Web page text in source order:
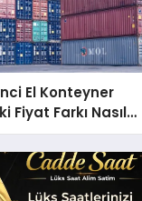
El Konteyner
Fiyat Farkı Nasıl